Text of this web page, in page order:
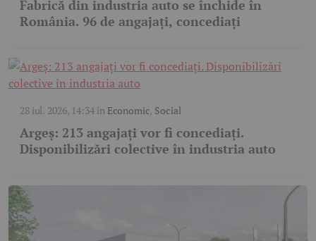
Fabrică din industria auto se închide în
România. 96 de angajați, concediați
28 iul. 2026, 14:34în Economic, Social
Argeș: 213 angajați vor fi concediați.
Disponibilizări colective în industria auto